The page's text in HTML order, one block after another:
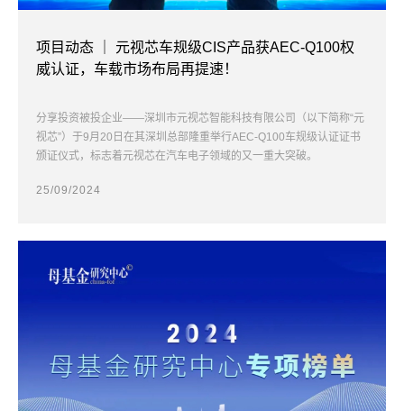
项目动态 ｜ 元视芯车规级CIS产品获AEC-Q100权
威认证，车载市场布局再提速！
分享投资被投企业——深圳市元视芯智能科技有限公司（以下简称“元
视芯”）于9月20日在其深圳总部隆重举行AEC-Q100车规级认证证书
颁证仪式，标志着元视芯在汽车电子领域的又一重大突破。
25/09/2024